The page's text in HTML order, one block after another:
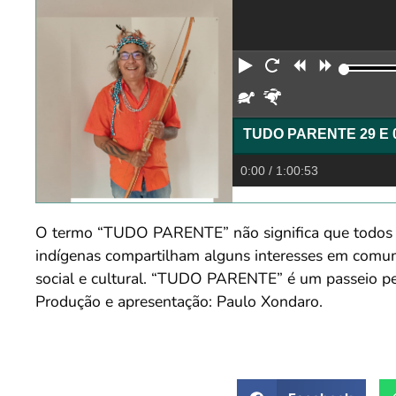
Reproduzir
Reiniciar
Retroceder
Devagar
TUDO PARENTE 29 E
0:00 / 1:00:53
O termo “TUDO PARENTE” não significa que
indígenas compartilham alguns interesses em
social e cultural. “TUDO PARENTE” é um
Produção e apresentação: Paulo Xondaro.